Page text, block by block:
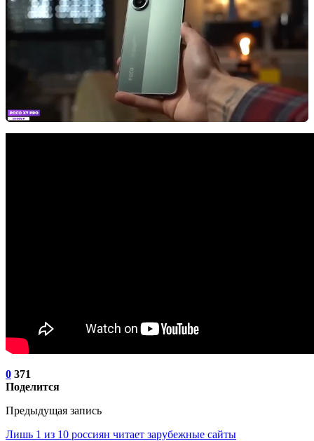
0 371
Поделится
Предыдущая запись
Лишь 1 из 10 россиян читает зарубежные сайты